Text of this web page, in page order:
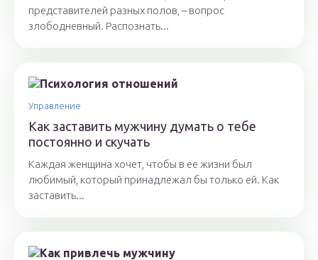
представителей разных полов, – вопрос
злободневный. Распознать...
Управление
Как заставить мужчину думать о тебе
постоянно и скучать
Каждая женщина хочет, чтобы в ее жизни был
любимый, который принадлежал бы только ей. Как
заставить...